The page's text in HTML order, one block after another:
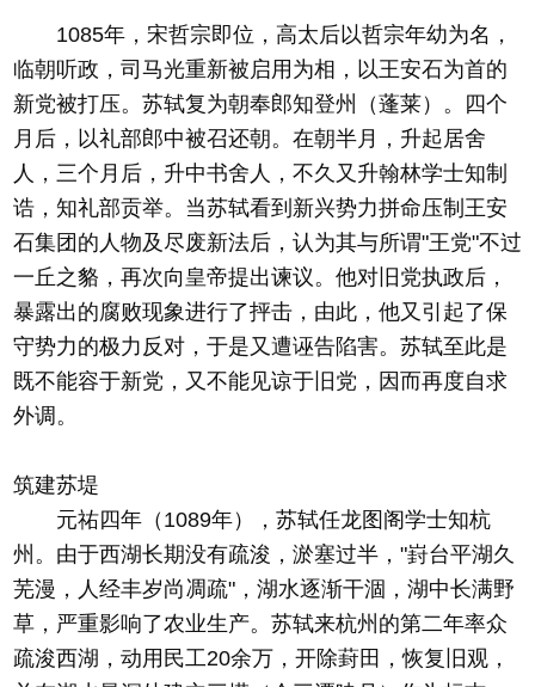
1085年，宋哲宗即位，高太后以哲宗年幼为名，
临朝听政，司马光重新被启用为相，以王安石为首的
新党被打压。苏轼复为朝奉郎知登州（蓬莱）。四个
月后，以礼部郎中被召还朝。在朝半月，升起居舍
人，三个月后，升中书舍人，不久又升翰林学士知制
诰，知礼部贡举。当苏轼看到新兴势力拼命压制王安
石集团的人物及尽废新法后，认为其与所谓"王党"不过
一丘之貉，再次向皇帝提出谏议。他对旧党执政后，
暴露出的腐败现象进行了抨击，由此，他又引起了保
守势力的极力反对，于是又遭诬告陷害。苏轼至此是
既不能容于新党，又不能见谅于旧党，因而再度自求
外调。
筑建苏堤
元祐四年（1089年），苏轼任龙图阁学士知杭
州。由于西湖长期没有疏浚，淤塞过半，"崶台平湖久
芜漫，人经丰岁尚凋疏"，湖水逐渐干涸，湖中长满野
草，严重影响了农业生产。苏轼来杭州的第二年率众
疏浚西湖，动用民工20余万，开除葑田，恢复旧观，